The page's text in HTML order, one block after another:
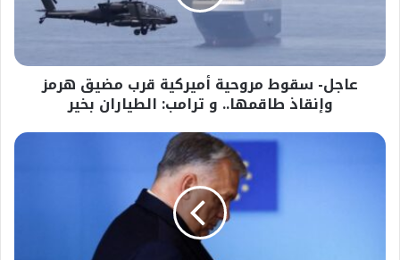
طاقمها..
بخير
عاجل- سقوط مروحية أميركية قرب مضيق هرمز
وإنقاذ طاقمها.. و ترامب: الطياران بخير
عاجل-